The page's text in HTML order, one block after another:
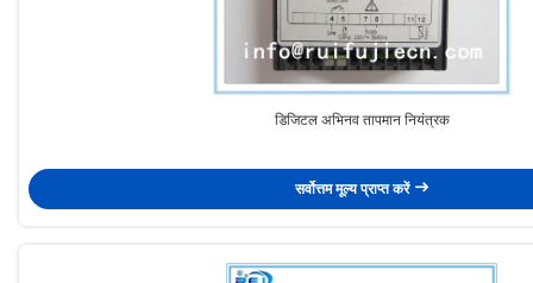
डिजिटल अभिनव तापमान नियंत्रक
सर्वोत्तम मूल्य प्राप्त करें